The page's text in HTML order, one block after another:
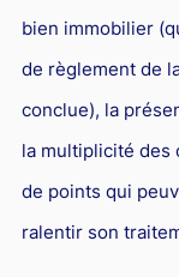
bien immobilier
de règlement de
conclue), la
la multiplicité des
de points qui
ralentir son